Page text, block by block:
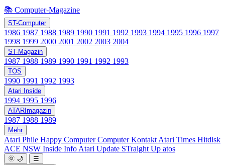
📚 Computer-Magazine
ST-Computer
1986 1987 1988 1989 1990 1991 1992 1993 1994 1995 1996 1997
1998 1999 2000 2001 2002 2003 2004
ST-Magazin
1987 1988 1989 1990 1991 1992 1993
TOS
1990 1991 1992 1993
Atari Inside
1994 1995 1996
ATARImagazin
1987 1988 1989
Mehr
Atari Phile Happy ComputerComputer Kontakt Atari Times Hitdisk
ACE NSW Inside Info Atari Update STraight Up atos
🌞 🌙
☰